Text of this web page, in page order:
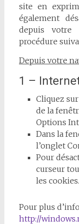
site en
également
depuis votre
procédure
Depuis votre
1 –
Cliquez
de la
Options
Dans la
l’onglet
Pour
curseur
les cookies.
Pour plus
http://